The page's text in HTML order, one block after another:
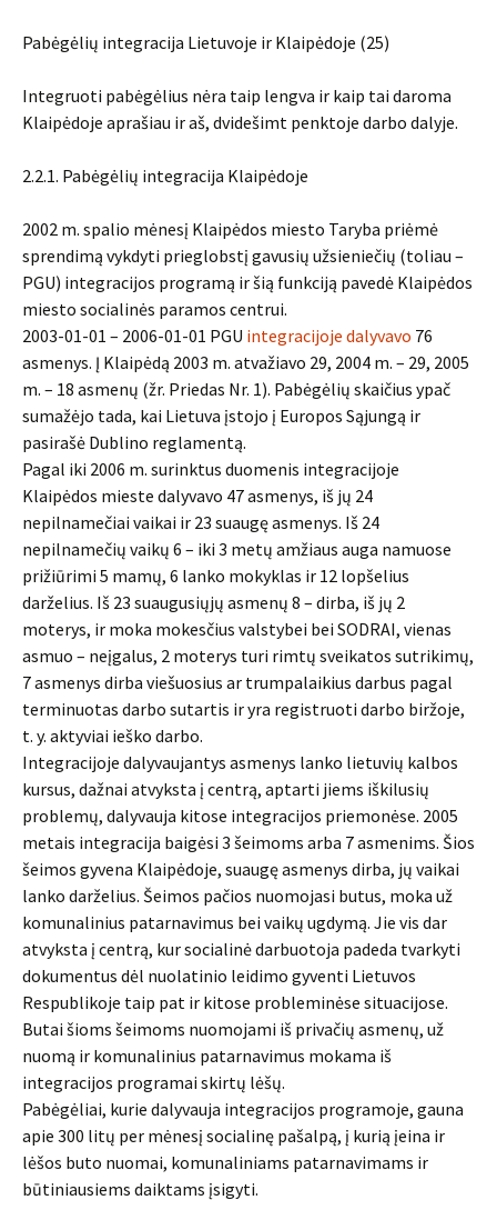
Pabėgėlių integracija Lietuvoje ir Klaipėdoje (25)
Integruoti pabėgėlius nėra taip lengva ir kaip tai daroma
Klaipėdoje aprašiau ir aš, dvidešimt penktoje darbo dalyje.
2.2.1. Pabėgėlių integracija Klaipėdoje
2002 m. spalio mėnesį Klaipėdos miesto Taryba priėmė
sprendimą vykdyti prieglobstį gavusių užsieniečių (toliau –
PGU) integracijos programą ir šią funkciją pavedė Klaipėdos
miesto socialinės paramos centrui.
2003-01-01 – 2006-01-01 PGU integracijoje dalyvavo 76
asmenys. Į Klaipėdą 2003 m. atvažiavo 29, 2004 m. – 29, 2005
m. – 18 asmenų (žr. Priedas Nr. 1). Pabėgėlių skaičius ypač
sumažėjo tada, kai Lietuva įstojo į Europos Sąjungą ir
pasirašė Dublino reglamentą.
Pagal iki 2006 m. surinktus duomenis integracijoje
Klaipėdos mieste dalyvavo 47 asmenys, iš jų 24
nepilnamečiai vaikai ir 23 suaugę asmenys. Iš 24
nepilnamečių vaikų 6 – iki 3 metų amžiaus auga namuose
prižiūrimi 5 mamų, 6 lanko mokyklas ir 12 lopšelius
darželius. Iš 23 suaugusiųjų asmenų 8 – dirba, iš jų 2
moterys, ir moka mokesčius valstybei bei SODRAI, vienas
asmuo – neįgalus, 2 moterys turi rimtų sveikatos sutrikimų,
7 asmenys dirba viešuosius ar trumpalaikius darbus pagal
terminuotas darbo sutartis ir yra registruoti darbo biržoje,
t. y. aktyviai ieško darbo.
Integracijoje dalyvaujantys asmenys lanko lietuvių kalbos
kursus, dažnai atvyksta į centrą, aptarti jiems iškilusių
problemų, dalyvauja kitose integracijos priemonėse. 2005
metais integracija baigėsi 3 šeimoms arba 7 asmenims. Šios
šeimos gyvena Klaipėdoje, suaugę asmenys dirba, jų vaikai
lanko darželius. Šeimos pačios nuomojasi butus, moka už
komunalinius patarnavimus bei vaikų ugdymą. Jie vis dar
atvyksta į centrą, kur socialinė darbuotoja padeda tvarkyti
dokumentus dėl nuolatinio leidimo gyventi Lietuvos
Respublikoje taip pat ir kitose probleminėse situacijose.
Butai šioms šeimoms nuomojami iš privačių asmenų, už
nuomą ir komunalinius patarnavimus mokama iš
integracijos programai skirtų lėšų.
Pabėgėliai, kurie dalyvauja integracijos programoje, gauna
apie 300 litų per mėnesį socialinę pašalpą, į kurią įeina ir
lėšos buto nuomai, komunaliniams patarnavimams ir
būtiniausiems daiktams įsigyti.